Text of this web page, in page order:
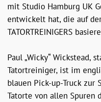
mit Studio Hamburg UK
entwickelt hat, die auf
TATORTREINIGERS
Paul „Wicky“ Wickstead,
Tatortreiniger, ist im
blauen Pick-up-Truck zur
Tatorte von allen Spuren